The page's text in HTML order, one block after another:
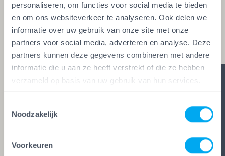
personaliseren, om functies voor social media te bieden
en om ons websiteverkeer te analyseren. Ook delen we
informatie over uw gebruik van onze site met onze
partners voor social media, adverteren en analyse. Deze
partners kunnen deze gegevens combineren met andere
informatie die u aan ze heeft verstrekt of die ze hebben
verzameld op basis van uw gebruik van hun services.
Noodzakelijk
Voorkeuren
aan de strengste kwaliteitseisen voldoet, mag het
keurmerk voeren. Zo ben je zeker van vakwerk,
duidelijke afspraken en zes glasheldere garanties.